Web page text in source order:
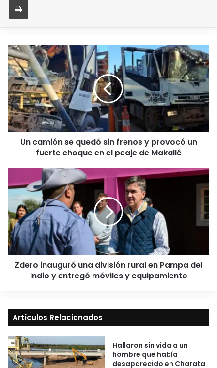
Un camión se quedó sin frenos y provocó un
fuerte choque en el peaje de Makallé
Zdero inauguró una división rural en Pampa del
Indio y entregó móviles y equipamiento
Artículos Relacionados
Hallaron sin vida a un
hombre que había
desaparecido en Charata